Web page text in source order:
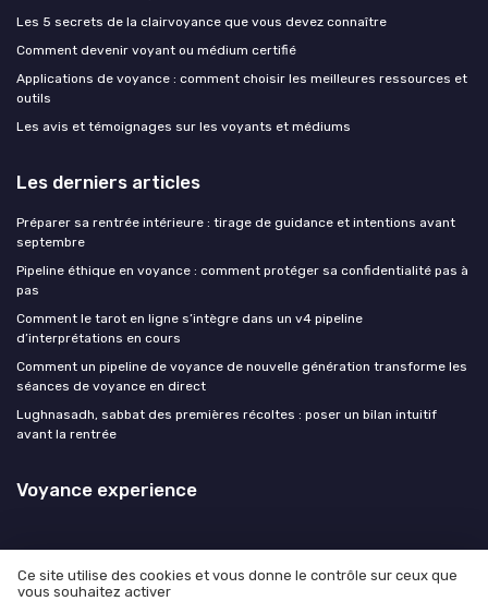
Les 5 secrets de la clairvoyance que vous devez connaître
Comment devenir voyant ou médium certifié
Applications de voyance : comment choisir les meilleures ressources et
outils
Les avis et témoignages sur les voyants et médiums
Les derniers articles
Préparer sa rentrée intérieure : tirage de guidance et intentions avant
septembre
Pipeline éthique en voyance : comment protéger sa confidentialité pas à
pas
Comment le tarot en ligne s’intègre dans un v4 pipeline
d’interprétations en cours
Comment un pipeline de voyance de nouvelle génération transforme les
séances de voyance en direct
Lughnasadh, sabbat des premières récoltes : poser un bilan intuitif
avant la rentrée
Voyance experience
Ce site utilise des cookies et vous donne le contrôle sur ceux que
vous souhaitez activer